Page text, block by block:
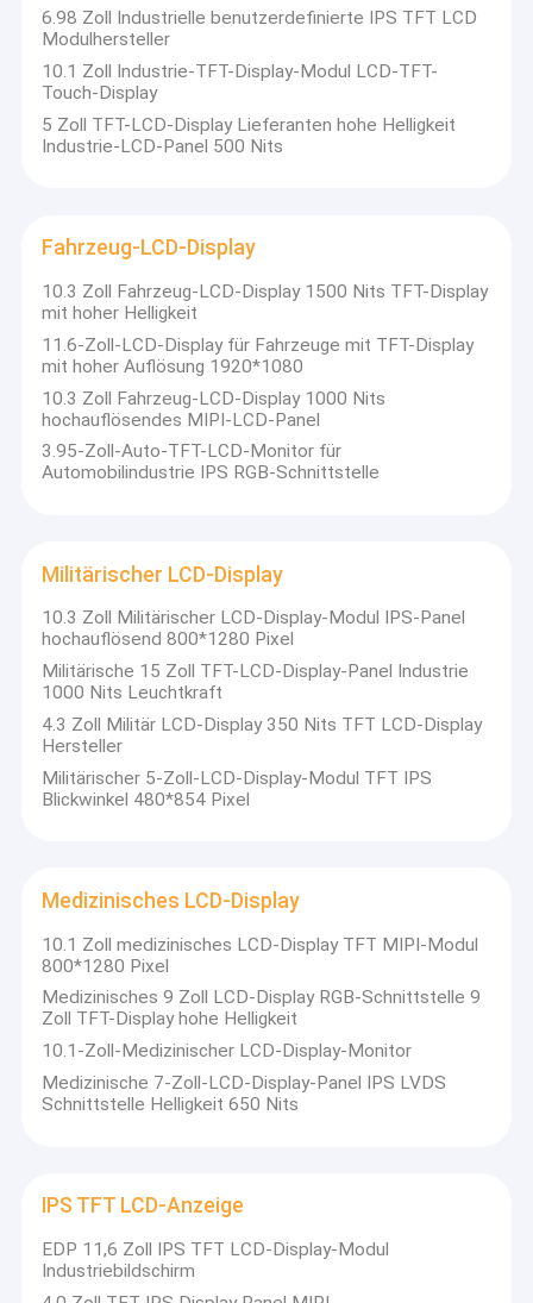
Videos
6.98 Zoll Industrielle benutzerdefinierte IPS TFT LCD
Modulhersteller
10.1 Zoll Industrie-TFT-Display-Modul LCD-TFT-
Touch-Display
5 Zoll TFT-LCD-Display Lieferanten hohe Helligkeit
Industrie-LCD-Panel 500 Nits
Fahrzeug-LCD-Display
10.3 Zoll Fahrzeug-LCD-Display 1500 Nits TFT-Display
mit hoher Helligkeit
11.6-Zoll-LCD-Display für Fahrzeuge mit TFT-Display
mit hoher Auflösung 1920*1080
10.3 Zoll Fahrzeug-LCD-Display 1000 Nits
hochauflösendes MIPI-LCD-Panel
3.95-Zoll-Auto-TFT-LCD-Monitor für
Automobilindustrie IPS RGB-Schnittstelle
Militärischer LCD-Display
10.3 Zoll Militärischer LCD-Display-Modul IPS-Panel
hochauflösend 800*1280 Pixel
Militärische 15 Zoll TFT-LCD-Display-Panel Industrie
1000 Nits Leuchtkraft
4.3 Zoll Militär LCD-Display 350 Nits TFT LCD-Display
Hersteller
Militärischer 5-Zoll-LCD-Display-Modul TFT IPS
Blickwinkel 480*854 Pixel
Medizinisches LCD-Display
10.1 Zoll medizinisches LCD-Display TFT MIPI-Modul
800*1280 Pixel
Medizinisches 9 Zoll LCD-Display RGB-Schnittstelle 9
Zoll TFT-Display hohe Helligkeit
10.1-Zoll-Medizinischer LCD-Display-Monitor
Medizinische 7-Zoll-LCD-Display-Panel IPS LVDS
Schnittstelle Helligkeit 650 Nits
IPS TFT LCD-Anzeige
EDP 11,6 Zoll IPS TFT LCD-Display-Modul
Industriebildschirm
Hangzhou ZC Tech Electronics hat 10 Jahre Erfahrung in der
Entwicklung und Herstellung von TFT-Lcd-Displays.
Wie wir alle wissen, ist Shenzhen reich an elektronischen
Produkten, dort finden Sie alle Arten von elektronischen
Produkten, die Sie wollen.In der starken Wettbewerbsfähigkeit